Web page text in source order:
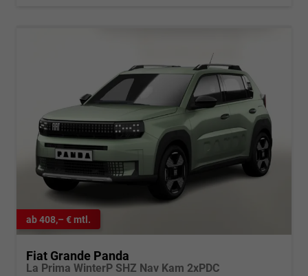
ab 408,– € mtl.
Fiat Grande Panda
La Prima WinterP SHZ Nav Kam 2xPDC